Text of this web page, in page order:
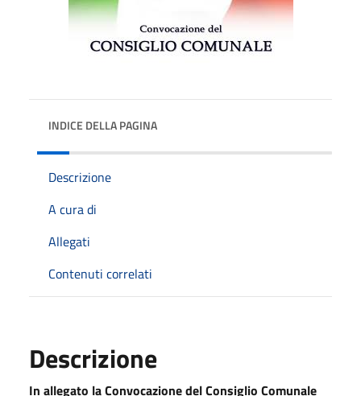
INDICE DELLA PAGINA
Descrizione
A cura di
Allegati
Contenuti correlati
Descrizione
In allegato la Convocazione del Consiglio Comunale